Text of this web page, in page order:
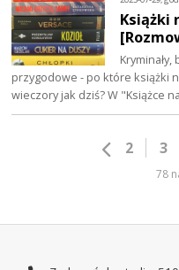
Książki
przygodowe - po które książki
wieczory jak dziś? W "Książce
2 3
78